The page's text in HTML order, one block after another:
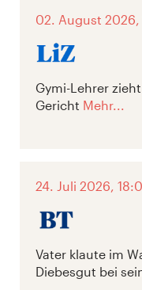
02. August 2026,
Gymi-Lehrer
Gericht Mehr...
24. Juli 2026,
Vater klaute im
Diebesgut bei